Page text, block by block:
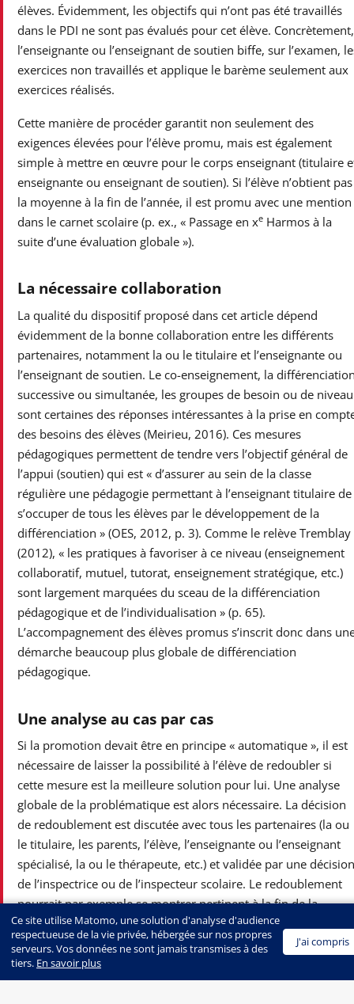
élèves. Évidemment, les objectifs qui n’ont pas été travaillés
dans le PDI ne sont pas évalués pour cet élève. Concrètement,
l’enseignante ou l’enseignant de soutien biffe, sur l’examen,
exercices non travaillés et applique le barème seulement aux
exercices réalisés.
Cette manière de procéder garantit non seulement des
exigences élevées pour l’élève promu, mais est également
simple à mettre en œuvre pour le corps enseignant (titulaire
enseignante ou enseignant de soutien). Si l’élève n’obtient pas
la moyenne à la fin de l’année, il est promu avec une mention
dans le carnet scolaire (p. ex., « Passage en xeHarmos à la
suite d’une évaluation globale »).
La nécessaire collaboration
La qualité du dispositif proposé dans cet article dépend
évidemment de la bonne collaboration entre les différents
partenaires, notamment la ou le titulaire et l’enseignante ou
l’enseignant de soutien. Le co-enseignement, la
successive ou simultanée, les groupes de besoin ou de niveau
sont certaines des réponses intéressantes à la prise en
des besoins des élèves (Meirieu, 2016). Ces mesures
pédagogiques permettent de tendre vers l’objectif général de
l’appui (soutien) qui est « d’assurer au sein de la classe
régulière une pédagogie permettant à l’enseignant titulaire de
s’occuper de tous les élèves par le développement de la
différenciation » (OES, 2012, p. 3). Comme le relève Tremblay
(2012), « les pratiques à favoriser à ce niveau (enseignement
collaboratif, mutuel, tutorat, enseignement stratégique, etc.)
sont largement marquées du sceau de la différenciation
pédagogique et de l’individualisation » (p. 65).
L’accompagnement des élèves promus s’inscrit donc dans
démarche beaucoup plus globale de différenciation
pédagogique.
Une analyse au cas par cas
Si la promotion devait être en principe « automatique », il est
nécessaire de laisser la possibilité à l’élève de redoubler si
cette mesure est la meilleure solution pour lui. Une analyse
globale de la problématique est alors nécessaire. La décision
de redoublement est discutée avec tous les partenaires (la ou
le titulaire, les parents, l’élève, l’enseignante ou l’enseignant
spécialisé, la ou le thérapeute, etc.) et validée par une décision
de l’inspectrice ou de l’inspecteur scolaire. Le redoublement
pourrait par exemple se montrer pertinent à la fin de la
scolarité primaire (8H) pour un élève à qui la mesure
permettrait de suivre ensuite un niveau II au Cycle
d’Orientation – en Valais, le CO correspond aux trois
années de l’école obligatoire (9H à 11H). Les classes sont
Ce site utilise Matomo, une solution d'analyse d'audience
respectueuse de la vie privée, hébergée sur nos propres
serveurs. Vos données ne sont jamais transmises à des
tiers. En savoir plus
J'ai compris